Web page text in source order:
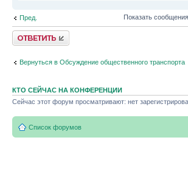
Пред. Показать
Ответить
Вернуться в Обсуждение общественного транспорта
КТО СЕЙЧАС НА КОНФЕРЕНЦИИ
Сейчас этот форум просматривают: нет
Список форумов